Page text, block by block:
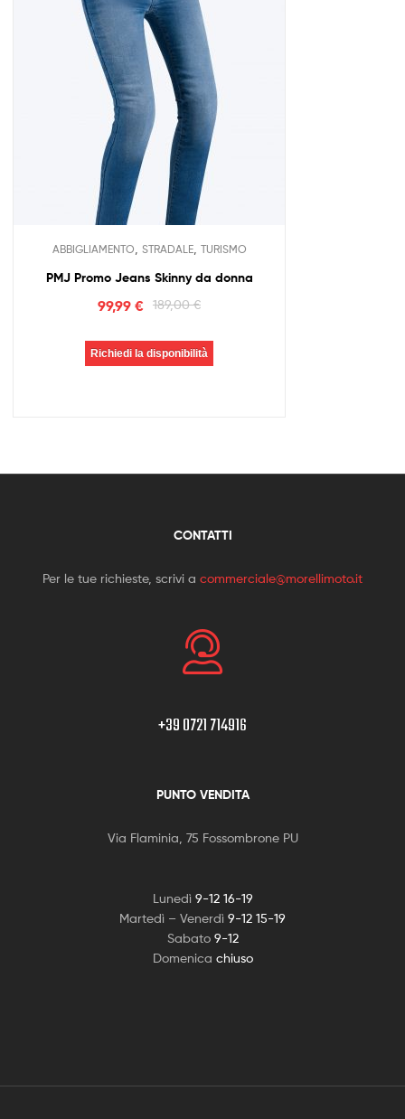
ABBIGLIAMENTO STRADALE, TURISMO
PMJ Promo Jeans Skinny da donna
189,00€
99,99€
Richiedi la disponibilità
CONTATTI
Per le tue richieste, scrivi a commerciale@morellimoto.it
+39 0721 714916
PUNTO VENDITA
Via Flaminia, 75 Fossombrone PU
Lunedì 9-12 16-19
Martedì – Venerdì 9-12 15-19
Sabato 9-12
Domenica chiuso